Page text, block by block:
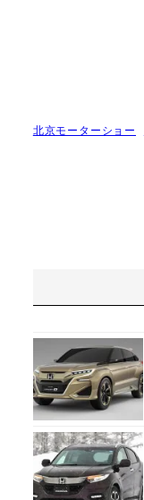
北京モーターショー